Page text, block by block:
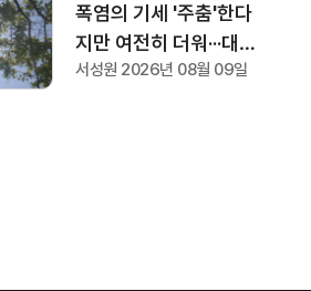
폭염의 기세 '주춤'한다
지만 여전히 더워···대구·
경북 곳곳에 비·소나기
서성원 2026년 08월 09일